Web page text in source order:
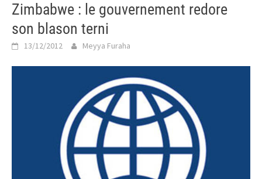
Zimbabwe : le gouvernement redore
son blason terni
13/12/2012 Meyya Furaha